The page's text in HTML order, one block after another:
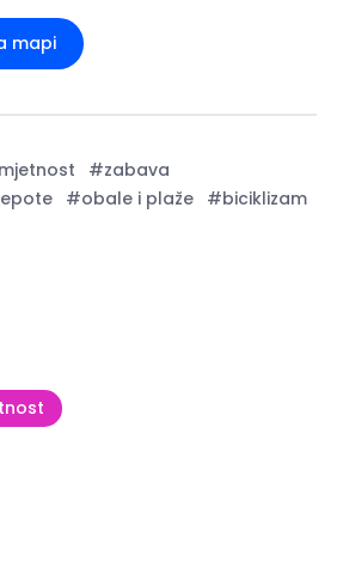
mapi
#zabava
#obale i plaže #biciklizam